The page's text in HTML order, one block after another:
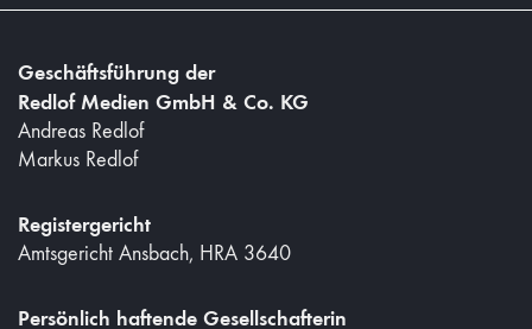
Geschäftsführung der
Redlof Medien GmbH & Co. KG
Andreas Redlof
Markus Redlof
Registergericht
Amtsgericht Ansbach, HRA 3640
Persönlich haftende Gesellschafterin